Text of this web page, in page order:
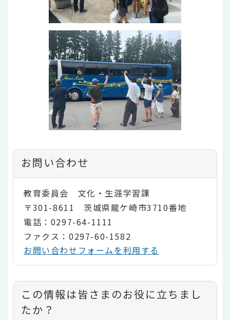
お問い合わせ
教育委員会 文化・生涯学習課
〒301-8611 茨城県龍ケ崎市3710番地
電話：0297-64-1111
ファクス：0297-60-1582
お問い合わせフォームを利用する
コ
ン
この情報は皆さまのお役に立ちまし
たか？